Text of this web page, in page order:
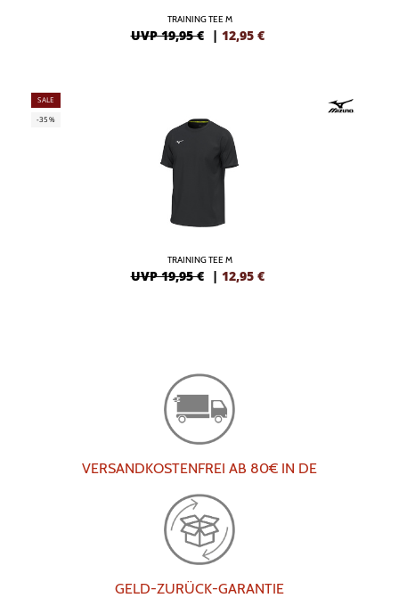
TRAINING TEE M
UVP 19,95 € | 12,95 €
SALE
-35%
TRAINING TEE M
UVP 19,95 € | 12,95 €
VERSANDKOSTENFREI AB 80€ IN DE
GELD-ZURÜCK-GARANTIE